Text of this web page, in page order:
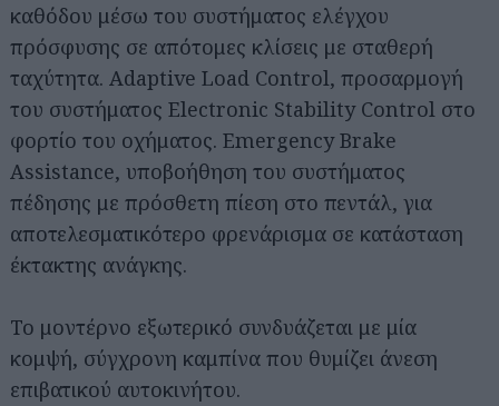
καθόδου μέσω του συστήματος ελέγχου
πρόσφυσης σε απότομες κλίσεις με σταθερή
ταχύτητα. Adaptive Load Control, προσαρμογή
του συστήματος Electronic Stability Control στο
φορτίο του οχήματος. Emergency Brake
Assistance, υποβοήθηση του συστήματος
πέδησης με πρόσθετη πίεση στο πεντάλ, για
αποτελεσματικότερο φρενάρισμα σε κατάσταση
έκτακτης ανάγκης.
Το μοντέρνο εξωτερικό συνδυάζεται με μία
κομψή, σύγχρονη καμπίνα που θυμίζει άνεση
επιβατικού αυτοκινήτου.